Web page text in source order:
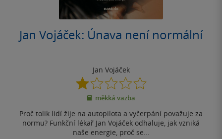
Jan Vojáček: Únava není normální
Jan Vojáček
1.0
z
5
měkká vazba
Proč tolik lidí žije na autopilota a vyčerpání považuje za
normu? Funkční lékař Jan Vojáček odhaluje, jak vzniká
naše energie, proč se...